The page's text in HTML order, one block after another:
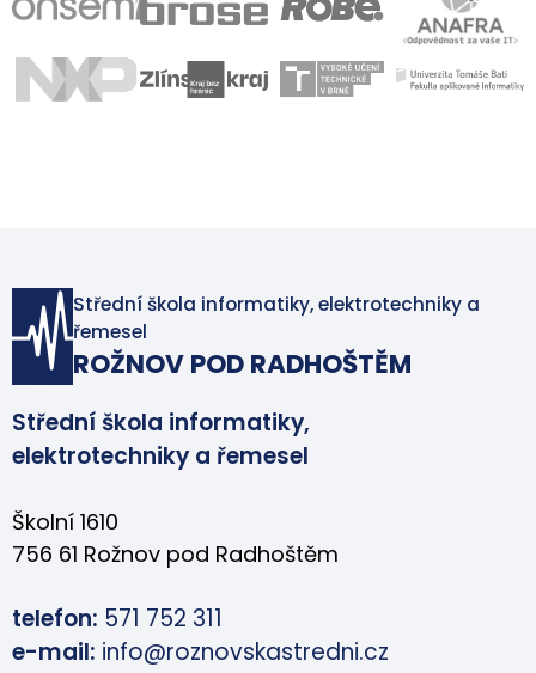
Střední škola informatiky, elektrotechniky a
řemesel
ROŽNOV POD RADHOŠTĚM
Střední škola informatiky,
elektrotechniky a řemesel
Školní 1610
756 61 Rožnov pod Radhoštěm
telefon: 571 752 311
e-mail: info@roznovskastredni.cz